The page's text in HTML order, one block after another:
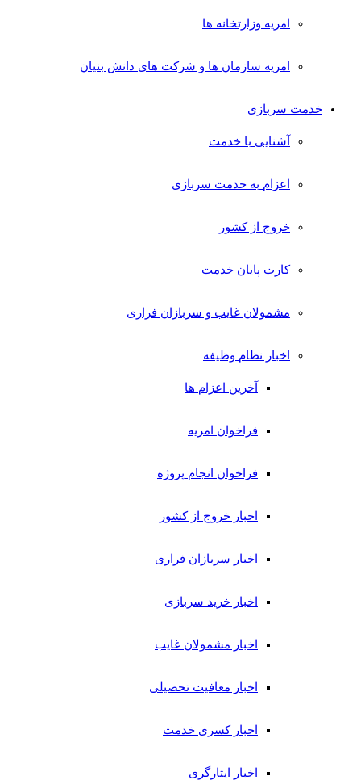
امریه وزارتخانه ها
امریه سازمان ها و شرکت های دانش بنیان
خدمت سربازی
آشنایی با خدمت
اعزام به خدمت سربازی
خروج از کشور
کارت پایان خدمت
مشمولان غایب و سربازان فراری
اخبار نظام وظیفه
آخرین اعزام ها
فراخوان امریه
فراخوان انجام پروژه
اخبار خروج از کشور
اخبار سربازان فراری
اخبار خرید سربازی
اخبار مشمولان غایب
اخبار معافیت تحصیلی
اخبار کسری خدمت
اخبار ایثارگری